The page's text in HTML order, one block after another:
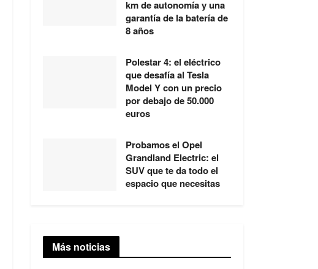
km de autonomía y una
garantía de la batería de
8 años
Polestar 4: el eléctrico
que desafía al Tesla
Model Y con un precio
por debajo de 50.000
euros
Probamos el Opel
Grandland Electric: el
SUV que te da todo el
espacio que necesitas
Más noticias